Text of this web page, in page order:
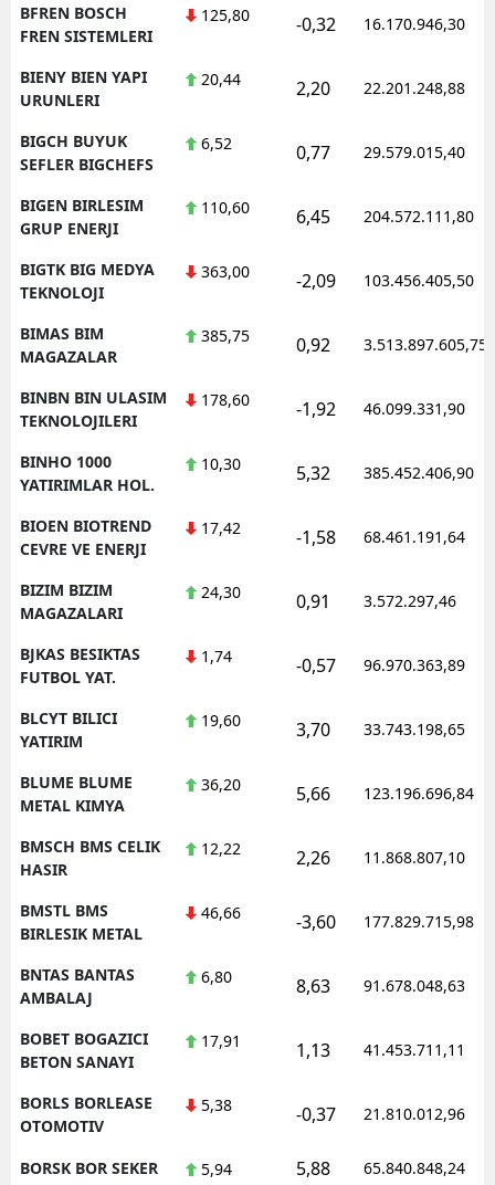
BFREN BOSCH
FREN SISTEMLERI
125,80 -0,32 16.170.946,30
BIENY BIEN YAPI
URUNLERI
20,44 2,20 22.201.248,88
BIGCH BUYUK
SEFLER BIGCHEFS
6,52 0,77 29.579.015,40
BIGEN BIRLESIM
GRUP ENERJI
110,60 6,45 204.572.111,80
BIGTK BIG MEDYA
TEKNOLOJI
363,00 -2,09 103.456.405,50
BIMAS BIM
MAGAZALAR
385,75 0,92 3.513.897.605,75
BINBN BIN ULASIM
TEKNOLOJILERI
178,60 -1,92 46.099.331,90
BINHO 1000
YATIRIMLAR HOL.
10,30 5,32 385.452.406,90
BIOEN BIOTREND
CEVRE VE ENERJI
17,42 -1,58 68.461.191,64
BIZIM BIZIM
MAGAZALARI
24,30 0,91 3.572.297,46
BJKAS BESIKTAS
FUTBOL YAT.
1,74 -0,57 96.970.363,89
BLCYT BILICI
YATIRIM
19,60 3,70 33.743.198,65
BLUME BLUME
METAL KIMYA
36,20 5,66 123.196.696,84
BMSCH BMS CELIK
HASIR
12,22 2,26 11.868.807,10
BMSTL BMS
BIRLESIK METAL
46,66 -3,60 177.829.715,98
BNTAS BANTAS
AMBALAJ
6,80 8,63 91.678.048,63
BOBET BOGAZICI
BETON SANAYI
17,91 1,13 41.453.711,11
BORLS BORLEASE
OTOMOTIV
5,38 -0,37 21.810.012,96
BORSK BOR SEKER 5,94 5,88 65.840.848,24